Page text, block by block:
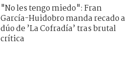
"No les tengo miedo": Fran
García-Huidobro manda recado a
dúo de ’La Cofradía’ tras brutal
crítica